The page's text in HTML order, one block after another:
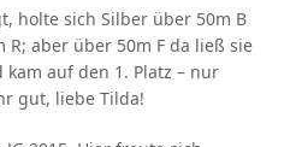
holte sich Silber über 50m B
aber über 50m F da ließ sie
auf den 1. Platz – nur
gut, liebe Tilda!